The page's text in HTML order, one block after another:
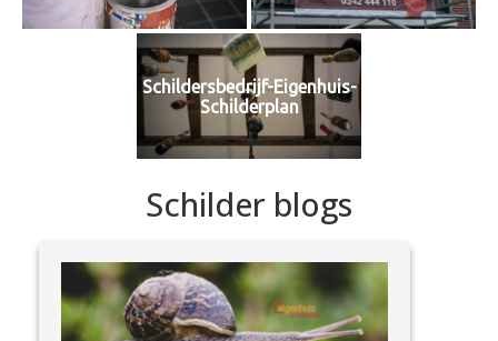
Schildersbedrijf-Eigenhuis-
Schilderplan
Schilder blogs